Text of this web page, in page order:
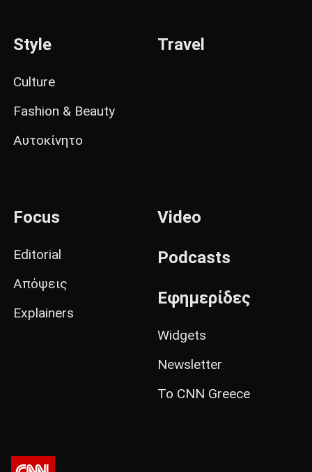
Style
Culture
Fashion & Beauty
Αυτοκίνητο
Travel
Focus
Editorial
Απόψεις
Explainers
Video
Podcasts
Εφημερίδες
Widgets
Newsletter
Το CNN Greece